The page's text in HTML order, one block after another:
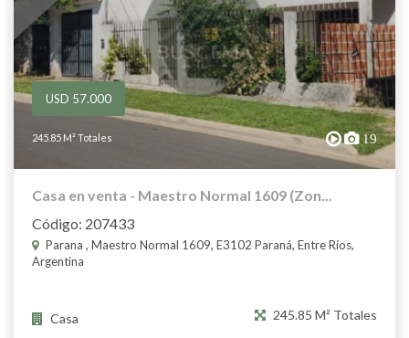
USD 57.000
245.85 M² Totales 19
Casa en venta - Maestro Normal 1609 (Zon...
Código: 207433
Parana , Maestro Normal 1609, E3102 Paraná, Entre Ríos,
Argentina
Casa 245.85 M² Totales